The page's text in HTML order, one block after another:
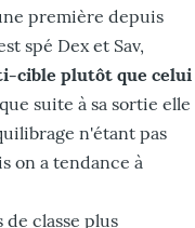
première depuis
spé Dex et Sav,
cible plutôt que celui
suite à sa sortie elle
n'étant pas
on a tendance à
de classe plus